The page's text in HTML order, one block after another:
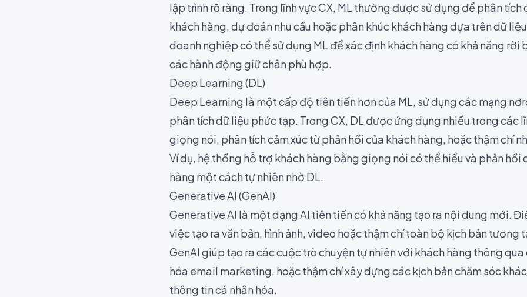
lập trình rõ ràng. Trong lĩnh vực CX, ML thường được sử dụng để phân tích
khách hàng, dự đoán nhu cầu hoặc phân khúc khách hàng dựa trên dữ
doanh nghiệp có thể sử dụng ML để xác định khách hàng có khả năng rời
các hành động giữ chân phù hợp.
Deep Learning (DL)
Deep Learning là một cấp độ tiên tiến hơn của ML, sử dụng các mạng
phân tích dữ liệu phức tạp. Trong CX, DL được ứng dụng nhiều trong các
giọng nói, phân tích cảm xúc từ phản hồi của khách hàng, hoặc thậm chí
Ví dụ, hệ thống hỗ trợ khách hàng bằng giọng nói có thể hiểu và phản hồi
hàng một cách tự nhiên nhờ DL.
Generative AI (GenAI)
Generative AI là một dạng AI tiên tiến có khả năng tạo ra nội dung mới.
việc tạo ra văn bản, hình ảnh, video hoặc thậm chí toàn bộ kịch bản tương
GenAI giúp tạo ra các cuộc trò chuyện tự nhiên với khách hàng thông
hóa email marketing, hoặc thậm chí xây dựng các kịch bản chăm sóc
thông tin cá nhân hóa.